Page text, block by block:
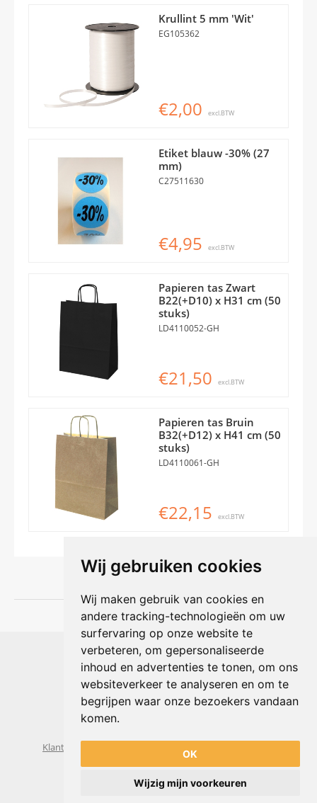
Wij gebruiken cookies
Wij maken gebruik van cookies en
andere tracking-technologieën om uw
surfervaring op onze website te
verbeteren, om gepersonaliseerde
inhoud en advertenties te tonen, om ons
websiteverkeer te analyseren en om te
begrijpen waar onze bezoekers vandaan
komen.
OK
Wijzig mijn voorkeuren
Krullint 5 mm 'Wit'
EG105362
€2,00 excl.BTW
Etiket blauw -30% (27
mm)
C27511630
€4,95 excl.BTW
Papieren tas Zwart
B22(+D10) x H31 cm (50
stuks)
LD4110052-GH
€21,50 excl.BTW
Papieren tas Bruin
B32(+D12) x H41 cm (50
stuks)
LD4110061-GH
€22,15 excl.BTW
Shophouse online
Max Planckstraat 4
6716 BE Ede, Nederland
Telefoon:+31(0)318 618 121
E-mail: info@shophouse.nl
Geopend: ma t/m vr 09:00-17:00 uur
Klantenservice
Algemene voorwaarden
Powered by nopCommerce